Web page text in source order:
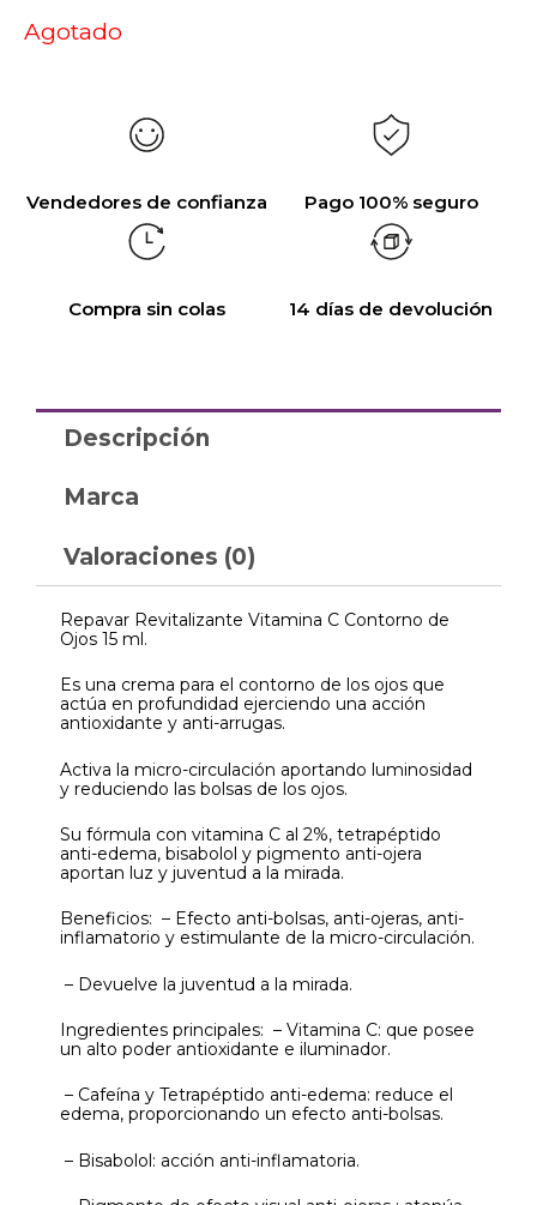
Agotado
Vendedores de confianza Pago 100% seguro
Compra sin colas 14 días de devolución
Descripción
Marca
Valoraciones (0)
Repavar Revitalizante Vitamina C Contorno de
Ojos 15 ml.
Es una crema para el contorno de los ojos que
actúa en profundidad ejerciendo una acción
antioxidante y anti-arrugas.
Activa la micro-circulación aportando luminosidad
y reduciendo las bolsas de los ojos.
Su fórmula con vitamina C al 2%, tetrapéptido
anti-edema, bisabolol y pigmento anti-ojera
aportan luz y juventud a la mirada.
Beneficios: – Efecto anti-bolsas, anti-ojeras, anti-
inflamatorio y estimulante de la micro-circulación.
– Devuelve la juventud a la mirada.
Ingredientes principales: – Vitamina C: que posee
un alto poder antioxidante e iluminador.
– Cafeína y Tetrapéptido anti-edema: reduce el
edema, proporcionando un efecto anti-bolsas.
– Bisabolol: acción anti-inflamatoria.